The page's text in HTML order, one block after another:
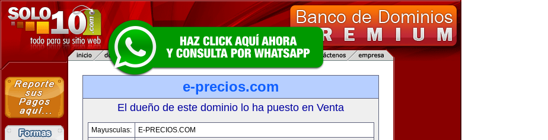
e-precios.com
El dueño de este dominio lo ha puesto en Venta
Mayusculas:
E-PRECIOS.COM